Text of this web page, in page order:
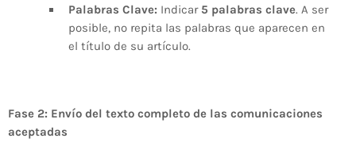
Palabras Clave: Indicar 5 palabras clave. A ser
posible, no repita las palabras que aparecen en
el título de su artículo.
Fase 2: Envío del texto completo de las comunicaciones
aceptadas